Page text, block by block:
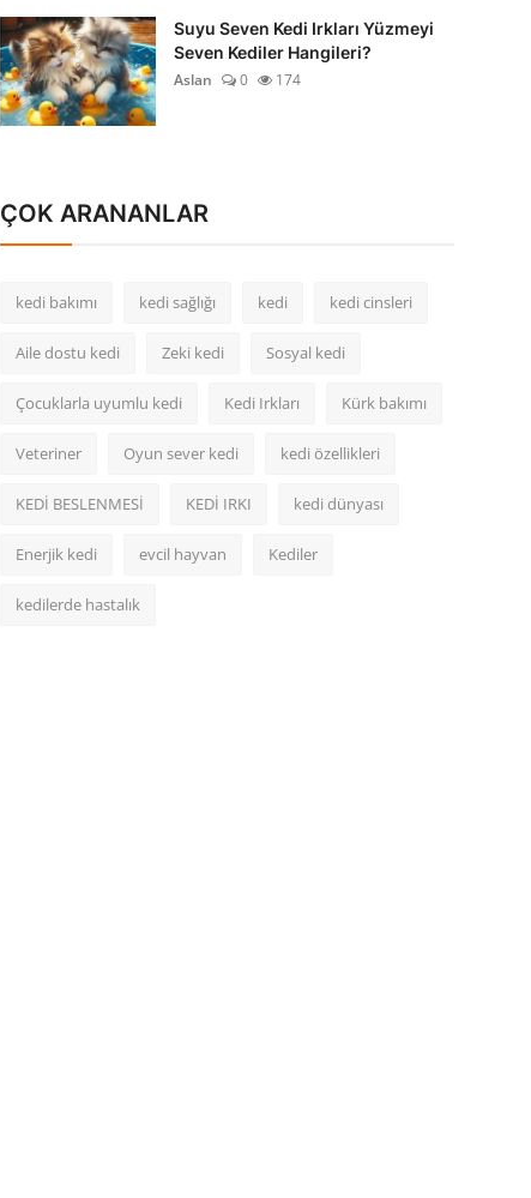
Suyu Seven Kedi Irkları Yüzmeyi
Seven Kediler Hangileri?
Aslan
0 174
ÇOK ARANANLAR
kedi bakımı kedi sağlığı kedi kedi cinsleri
Aile dostu kedi Zeki kedi Sosyal kedi
Çocuklarla uyumlu kedi Kedi Irkları Kürk bakımı
Veteriner Oyun sever kedi kedi özellikleri
KEDİ BESLENMESİ KEDİ IRKI kedi dünyası
Enerjik kedi evcil hayvan Kediler
kedilerde hastalık